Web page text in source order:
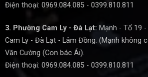
Điện thoại: 0969.084.085 - 0399.810.811
3. Phường Cam Ly - Đà Lạt: Mạnh - Tổ 19
Cam Ly - Đà Lạt - Lâm Đồng. (Mạnh không
Văn Cường (Con bác Ái).
Điện thoại: 0969.084.085 - 0399.810.811